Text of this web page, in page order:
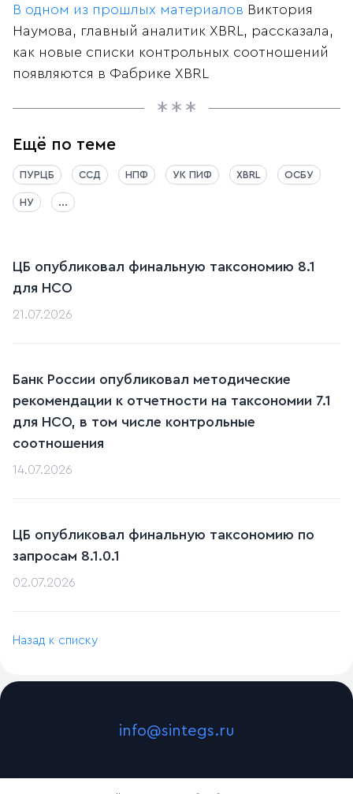
В одном из прошлых материалов Виктория
Наумова, главный аналитик XBRL, рассказала,
как новые списки контрольных соотношений
появляются в Фабрике XBRL
Ещё по теме
ПУРЦБ ССД НПФ УК ПИФ XBRL ОСБУ
НУ ...
ЦБ опубликовал финальную таксономию 8.1
для НСО
21.07.2026
Банк России опубликовал методические
рекомендации к отчетности на таксономии 7.1
для НСО, в том числе контрольные
соотношения
14.07.2026
ЦБ опубликовал финальную таксономию по
запросам 8.1.0.1
02.07.2026
Назад к списку
info@sintegs.ru